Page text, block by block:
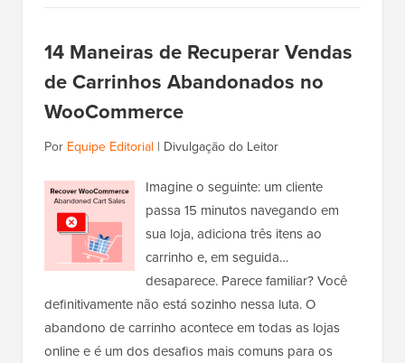
14 Maneiras de Recuperar Vendas
de Carrinhos Abandonados no
WooCommerce
Por Equipe Editorial | Divulgação do Leitor
Imagine o seguinte: um cliente
passa 15 minutos navegando em
sua loja, adiciona três itens ao
carrinho e, em seguida…
desaparece. Parece familiar? Você
definitivamente não está sozinho nessa luta. O
abandono de carrinho acontece em todas as lojas
online e é um dos desafios mais comuns para os